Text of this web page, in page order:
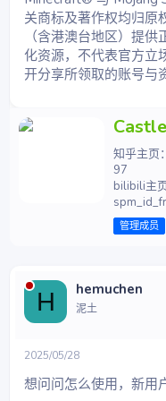
关商标及著作权均归原
（含港澳台地区）提
化资源，不代表官方立
开分享所领取的账号与
撰
者
Castle
知乎主页
97
bilibili主
管理成员
H hemuchen
泥土
2025/05/28
想问问怎么使用，新用